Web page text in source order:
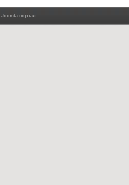
Joomla портал